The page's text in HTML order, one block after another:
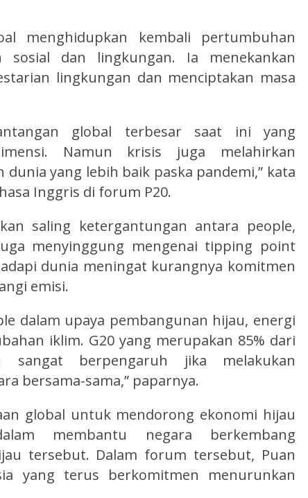
menghidupkan kembali pertumbuhan
sosial dan lingkungan. Ia menekankan
lingkungan dan menciptakan masa
global terbesar saat ini yang
Namun krisis juga melahirkan
yang lebih baik paska pandemi,” kata
Inggris di forum P20.
saling ketergantungan antara people,
menyinggung mengenai tipping point
dunia meningat kurangnya komitmen
emisi.
dalam upaya pembangunan hijau, energi
iklim. G20 yang merupakan 85% dari
berpengaruh jika melakukan
bersama-sama,” paparnya.
global untuk mendorong ekonomi hijau
membantu negara berkembang
tersebut. Dalam forum tersebut, Puan
yang terus berkomitmen menurunkan